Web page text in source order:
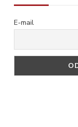
E-mail